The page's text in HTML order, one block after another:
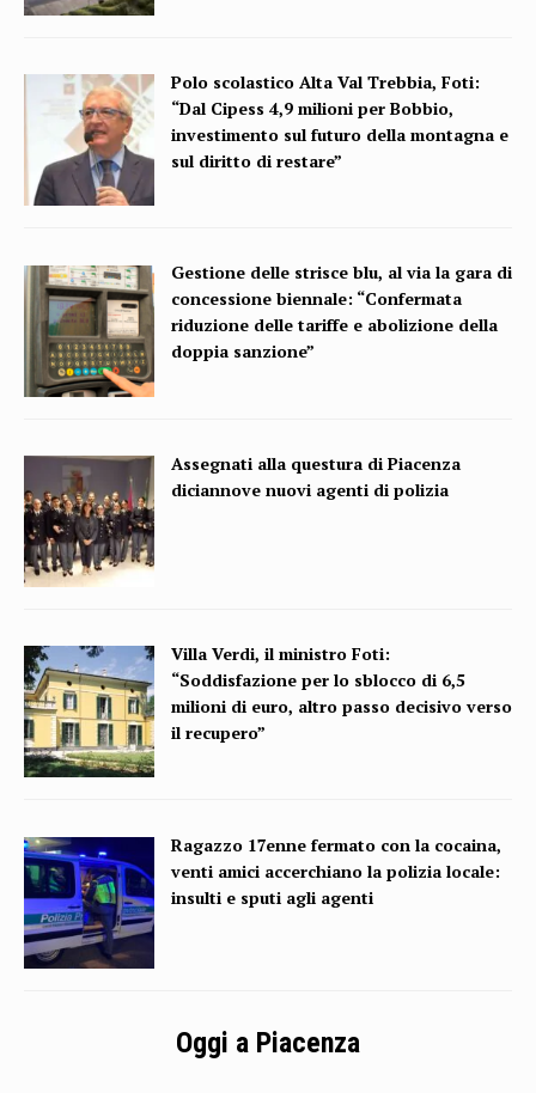
Polo scolastico Alta Val Trebbia, Foti:
“Dal Cipess 4,9 milioni per Bobbio,
investimento sul futuro della montagna e
sul diritto di restare”
Gestione delle strisce blu, al via la gara di
concessione biennale: “Confermata
riduzione delle tariffe e abolizione della
doppia sanzione”
Assegnati alla questura di Piacenza
diciannove nuovi agenti di polizia
Villa Verdi, il ministro Foti:
“Soddisfazione per lo sblocco di 6,5
milioni di euro, altro passo decisivo verso
il recupero”
Ragazzo 17enne fermato con la cocaina,
venti amici accerchiano la polizia locale:
insulti e sputi agli agenti
Oggi a Piacenza